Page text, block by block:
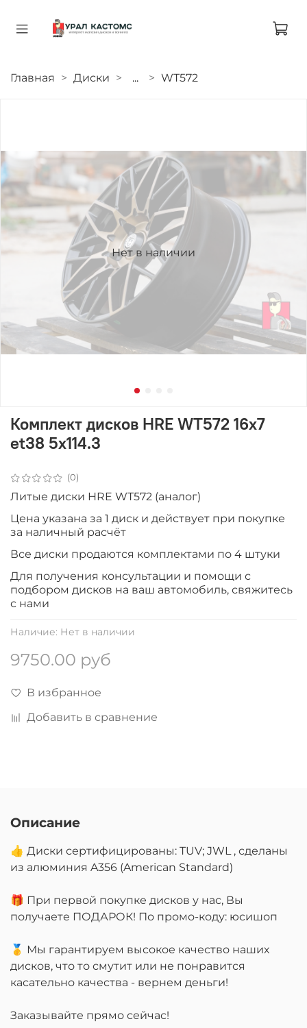
Главная Диски ... WT572
Нет в наличии
(0)
Наличие: Нет в наличии
Комплект дисков HRE WT572 16x7
et38 5x114.3
9750.00 руб
В избранное
Добавить в сравнение
Литые диски HRE WT572 (аналог)
Цена указана за 1 диск и действует при покупке
за наличный расчёт
Все диски продаются комплектами по 4 штуки
Для получения консультации и помощи с
подбором дисков на ваш автомобиль, свяжитесь
с нами
Описание
👍 Диски сертифицированы: TUV; JWL , сделаны
из алюминия A356 (American Standard)
🎁 При первой покупке дисков у нас, Вы
получаете ПОДАРОК! По промо-коду: юсишоп
🥇 Мы гарантируем высокое качество наших
дисков, что то смутит или не понравится
касательно качества - вернем деньги!
Заказывайте прямо сейчас!